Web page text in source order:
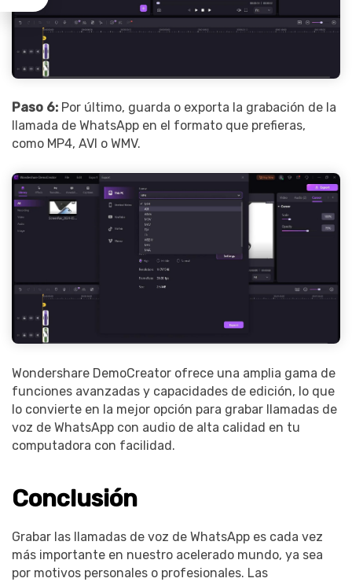
Paso 6: Por último, guarda o exporta la grabación de la
llamada de WhatsApp en el formato que prefieras,
como MP4, AVI o WMV.
Wondershare DemoCreator ofrece una amplia gama de
funciones avanzadas y capacidades de edición, lo que
lo convierte en la mejor opción para grabar llamadas de
voz de WhatsApp con audio de alta calidad en tu
computadora con facilidad.
Conclusión
Grabar las llamadas de voz de WhatsApp es cada vez
más importante en nuestro acelerado mundo, ya sea
por motivos personales o profesionales. Las